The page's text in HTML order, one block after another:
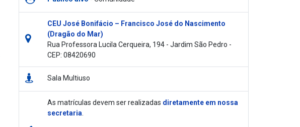
CEU José Bonifácio – Francisco José do Nascimento
(Dragão do Mar)
Rua Professora Lucila Cerqueira, 194 - Jardim São Pedro -
CEP: 08420690
Sala Multiuso
As matrículas devem ser realizadas diretamente em nossa
secretaria.